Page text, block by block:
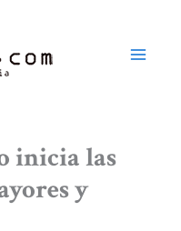
inicia las
y